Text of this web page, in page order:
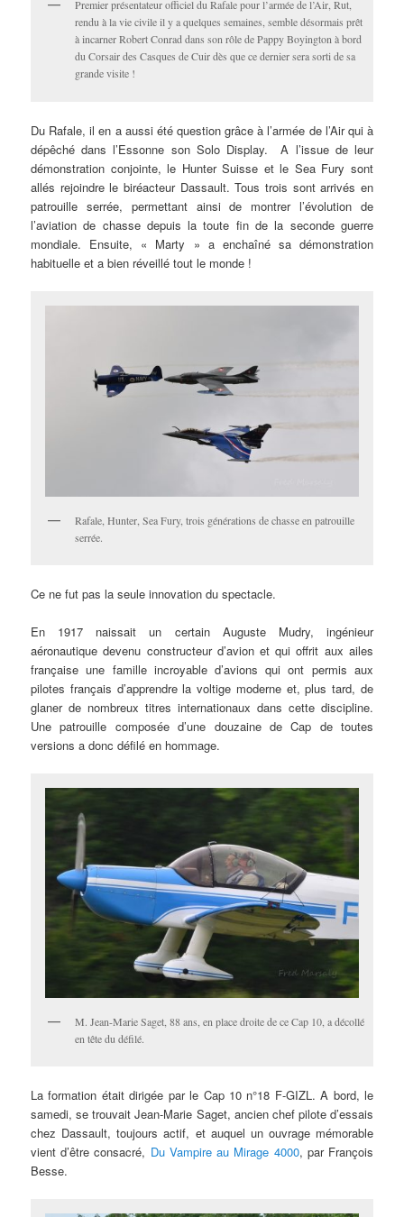
Premier présentateur officiel du Rafale pour l’armée de l’Air, Rut,
rendu à la vie civile il y a quelques semaines, semble désormais prêt
à incarner Robert Conrad dans son rôle de Pappy Boyington à bord
du Corsair des Casques de Cuir dès que ce dernier sera sorti de sa
grande visite !
Du Rafale, il en a aussi été question grâce à l’armée de l’Air qui à
dépêché dans l’Essonne son Solo Display. A l’issue de leur
démonstration conjointe, le Hunter Suisse et le Sea Fury sont
allés rejoindre le biréacteur Dassault. Tous trois sont arrivés en
patrouille serrée, permettant ainsi de montrer l’évolution de
l’aviation de chasse depuis la toute fin de la seconde guerre
mondiale. Ensuite, « Marty » a enchaîné sa démonstration
habituelle et a bien réveillé tout le monde !
Rafale, Hunter, Sea Fury, trois générations de chasse en patrouille
serrée.
Ce ne fut pas la seule innovation du spectacle.
En 1917 naissait un certain Auguste Mudry, ingénieur
aéronautique devenu constructeur d’avion et qui offrit aux ailes
française une famille incroyable d’avions qui ont permis aux
pilotes français d’apprendre la voltige moderne et, plus tard, de
glaner de nombreux titres internationaux dans cette discipline.
Une patrouille composée d’une douzaine de Cap de toutes
versions a donc défilé en hommage.
M. Jean-Marie Saget, 88 ans, en place droite de ce Cap 10, a décollé
en tête du défilé.
La formation était dirigée par le Cap 10 n°18 F-GIZL. A bord, le
samedi, se trouvait Jean-Marie Saget, ancien chef pilote d’essais
chez Dassault, toujours actif, et auquel un ouvrage mémorable
vient d’être consacré, Du Vampire au Mirage 4000, par François
Besse.